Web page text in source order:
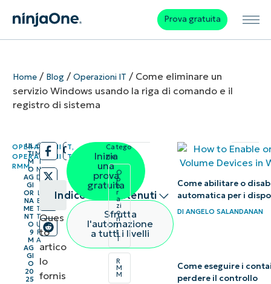
Prova gratuita
Home/ Blog/ Operazioni IT / Come eliminare un
servizio Windows usando la riga di comando e il
registro di sistema
OPERAZIONI IT,
OPERAZIONI IT,
RMM
/
UL
TI
M
O
AG
GI
OR
NA
ME
NT
O
9
M
AG
GI
O
20
25
6
M
I
N
D
L
E
T
T
U
R
A
Indice dei contenuti
Riepilogo
Panoramica
Ques
to
artico
lo
fornis
Inizia
una
prova
gratuita
Sfrutta
l'automazione
a tutti i livelli
Catego
rie:
O
p
e
r
a
zi
o
n
i
I
T
R
M
M
Come abilitare o
automatica per i
DI ANGELO SALANDANAN
Come eseguire i
perdere il controllo